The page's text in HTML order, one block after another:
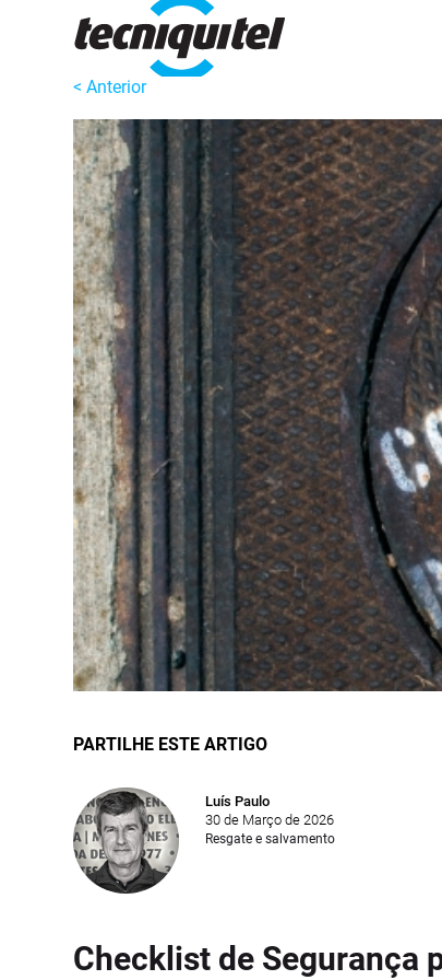
< Anterior
PARTILHE ESTE ARTIGO
Luís Paulo
30 de Março de 2026
Resgate e salvamento
Checklist de Segurança